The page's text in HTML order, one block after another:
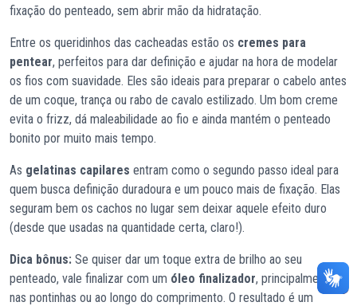
fixação do penteado, sem abrir mão da hidratação.
Entre os queridinhos das cacheadas estão os cremes para
pentear, perfeitos para dar definição e ajudar na hora de modelar
os fios com suavidade. Eles são ideais para preparar o cabelo antes
de um coque, trança ou rabo de cavalo estilizado. Um bom creme
evita o frizz, dá maleabilidade ao fio e ainda mantém o penteado
bonito por muito mais tempo.
As gelatinas capilares entram como o segundo passo ideal para
quem busca definição duradoura e um pouco mais de fixação. Elas
seguram bem os cachos no lugar sem deixar aquele efeito duro
(desde que usadas na quantidade certa, claro!).
Dica bônus: Se quiser dar um toque extra de brilho ao seu
penteado, vale finalizar com um óleo finalizador, principalmente
nas pontinhas ou ao longo do comprimento. O resultado é um